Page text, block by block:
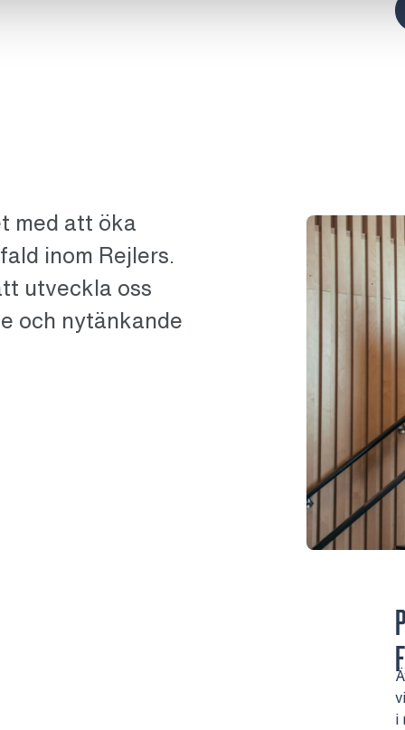
med att öka
inom Rejlers.
utveckla oss
och nytänkande
i